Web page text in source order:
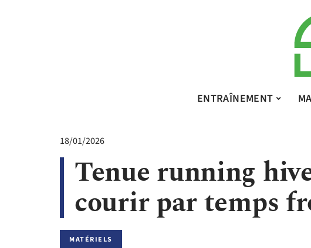
ENTRAÎNEMENT
18/01/2026
Tenue running
courir par temps
MATÉRIELS